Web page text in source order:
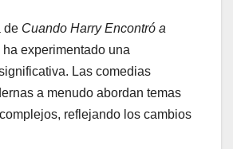
de Cuando Harry Encontró a
experimentado una
Las comedias
a menudo abordan temas
reflejando los cambios